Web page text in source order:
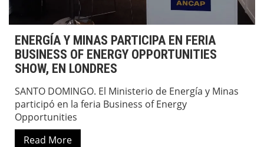
ENERGÍA Y MINAS PARTICIPA EN FERIA
BUSINESS OF ENERGY OPPORTUNITIES
SHOW, EN LONDRES
SANTO DOMINGO. El Ministerio de Energía y Minas
participó en la feria Business of Energy
Opportunities
Read More